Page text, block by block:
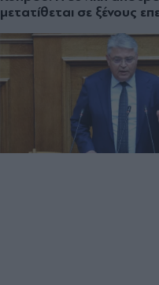
μετατίθεται σε ξένους